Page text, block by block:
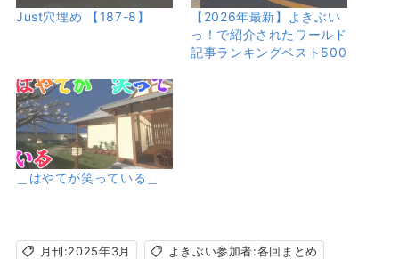
Just穴埋め 【187-8】
【2026年最新】よきぶい
っ！で紹介されたワールド
記事ランキングベスト500
＿はやてが笑っている＿
月刊:2025年3月 よきぶい参加者:各回まとめ